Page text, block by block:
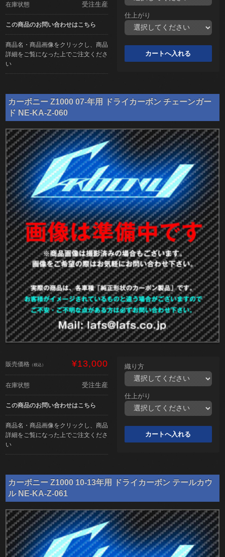
在庫状態 受注生産
この商品のお問い合わせはこちら
商品名・商品画像をクリックし、商品
詳細をご覧になった上でご注文くださ
い
仕上がり
カーボニー Z1000 07-年用 ドライカーボン チェーンガー
ド NE-KA-Z-060
販売価格 （税込） ¥13,000
在庫状態 受注生産
この商品のお問い合わせはこちら
商品名・商品画像をクリックし、商品
詳細をご覧になった上でご注文くださ
い
織り方
仕上がり
カーボニー Z1000 10-13年用 ドライカーボン テールカウ
ル NE-KA-Z-061